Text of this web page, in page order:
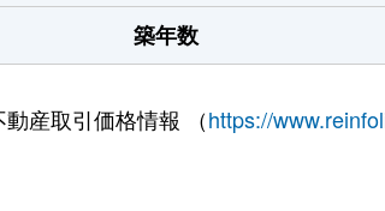
築年数
産取引価格情報 （https://